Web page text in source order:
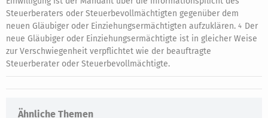
Steuerberaters oder Steuerbevollmächtigten gegenüber dem
neuen Gläubiger oder Einziehungsermächtigten aufzuklären. 4 Der
neue Gläubiger oder Einziehungsermächtigte ist in gleicher Weise
zur Verschwiegenheit verpflichtet wie der beauftragte
Steuerberater oder Steuerbevollmächtigte.
Ähnliche Themen